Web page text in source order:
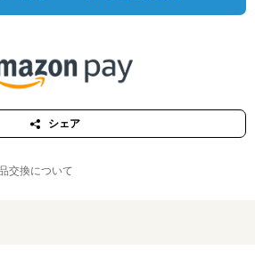
シェア
交換について